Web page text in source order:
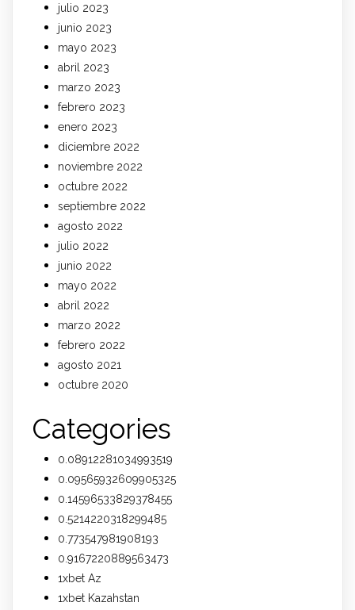
julio 2023
junio 2023
mayo 2023
abril 2023
marzo 2023
febrero 2023
enero 2023
diciembre 2022
noviembre 2022
octubre 2022
septiembre 2022
agosto 2022
julio 2022
junio 2022
mayo 2022
abril 2022
marzo 2022
febrero 2022
agosto 2021
octubre 2020
Categories
0.08912281034993519
0.09565932609905325
0.14596533829378455
0.5214220318299485
0.773547981908193
0.9167220889563473
1xbet Az
1xbet Kazahstan